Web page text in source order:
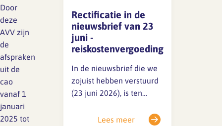
Rapport Arbeidszaken 2023
Sectoranalyse
Jaarrapportage
Ontwerpsector 2025
Media en magazine
Door
deze
AVV zijn
de
afspraken
uit de
cao
vanaf 1
januari
2025 tot
gang. Zodra er iets te
melden is, delen we dat
direct via een nieuwsitem
op onze website en op
LinkedIn.Houd deze
kanalen dus zeker in…
Rectificatie in de
nieuwsbrief van 23
juni -
reiskostenvergoeding
In de nieuwsbrief die we
zojuist hebben verstuurd
(23 juni 2026), is ten
opgenomen: Dit is onjuist,
Lees meer